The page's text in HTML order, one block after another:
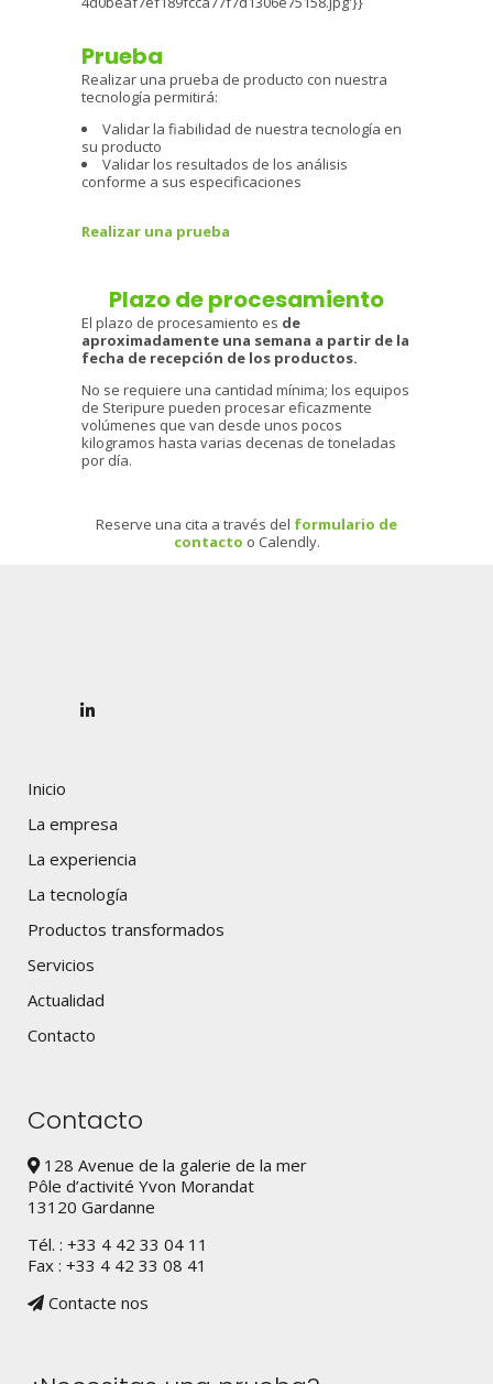
Prueba
Realizar una prueba de producto con nuestra
tecnología permitirá:
Validar la fiabilidad de nuestra tecnología en
su producto
Validar los resultados de los análisis
conforme a sus especificaciones
Realizar una prueba
Plazo de procesamiento
El plazo de procesamiento es de
aproximadamente una semana a partir de la
fecha de recepción de los productos.
No se requiere una cantidad mínima; los equipos
de Steripure pueden procesar eficazmente
volúmenes que van desde unos pocos
kilogramos hasta varias decenas de toneladas
por día.
Reserve una cita a través del formulario de
contacto o Calendly.
Inicio
La empresa
La experiencia
La tecnología
Productos transformados
Servicios
Actualidad
Contacto
Contacto
128 Avenue de la galerie de la mer
Pôle d’activité Yvon Morandat
13120 Gardanne
Tél. : +33 4 42 33 04 11
Fax : +33 4 42 33 08 41
Contacte nos